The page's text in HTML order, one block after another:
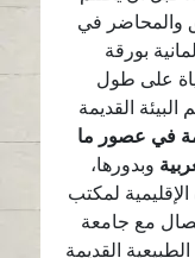
في
بورقة
على طول
القديمة
في عصور ما
وبدورها،
لمكتب
مع جامعة
القديمة